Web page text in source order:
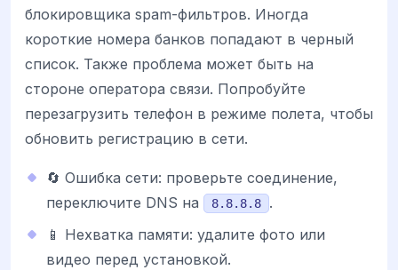
блокировщика spam-фильтров. Иногда
короткие номера банков попадают в черный
список. Также проблема может быть на
стороне оператора связи. Попробуйте
перезагрузить телефон в режиме полета, чтобы
обновить регистрацию в сети.
🔄 Ошибка сети: проверьте соединение,
переключите DNS на
8.8.8.8
.
📱 Нехватка памяти: удалите фото или
видео перед установкой.